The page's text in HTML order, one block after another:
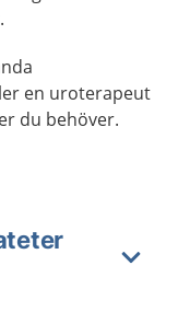
en uroterapeut
du behöver.